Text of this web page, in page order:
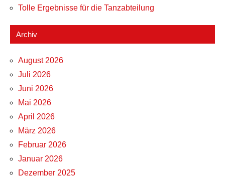
Tolle Ergebnisse für die Tanzabteilung
Archiv
August 2026
Juli 2026
Juni 2026
Mai 2026
April 2026
März 2026
Februar 2026
Januar 2026
Dezember 2025